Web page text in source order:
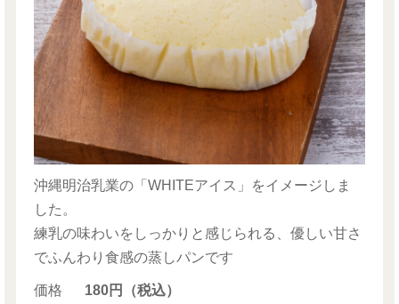
沖縄明治乳業の「WHITEアイス」をイメージしま
した。
練乳の味わいをしっかりと感じられる、優しい甘さ
でふんわり食感の蒸しパンです
価格
180円（税込）